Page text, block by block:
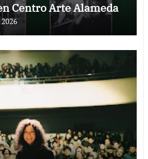
Centro Arte Alameda
2026